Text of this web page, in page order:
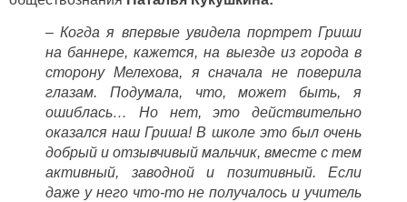
– Когда я впервые увидела портрет Гриши
на баннере, кажется, на выезде из города в
сторону Мелехова, я сначала не поверила
глазам. Подумала, что, может быть, я
ошиблась… Но нет, это действительно
оказался наш Гриша! В школе это был очень
добрый и отзывчивый мальчик, вместе с тем
активный, заводной и позитивный. Если
даже у него что-то не получалось и учитель